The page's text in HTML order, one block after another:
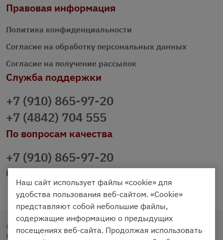
Правовая информация
Политика конфиденциальности
Согласие на обработку персональных данных
Согласие на получение рассылок
Служба поддержки
+7 (910) 865-97-20
+7 (4842) 704 555
По вопросам качества
+7 (910) 865-97-20
prazdnichniy40@palmi.ru
Copyright © 2020 - 2026. Праздничный Стол.
Разработка и продвижение - Vegas Studio
Наш сайт использует файлы «cookie» для
удобства пользования веб-сайтом. «Cookie»
представляют собой небольшие файлы,
содержащие информацию о предыдущих
посещениях веб-сайта. Продолжая использовать